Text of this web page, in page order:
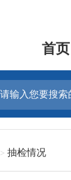
首页
抽检情况